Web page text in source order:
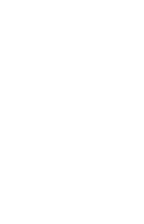
de page